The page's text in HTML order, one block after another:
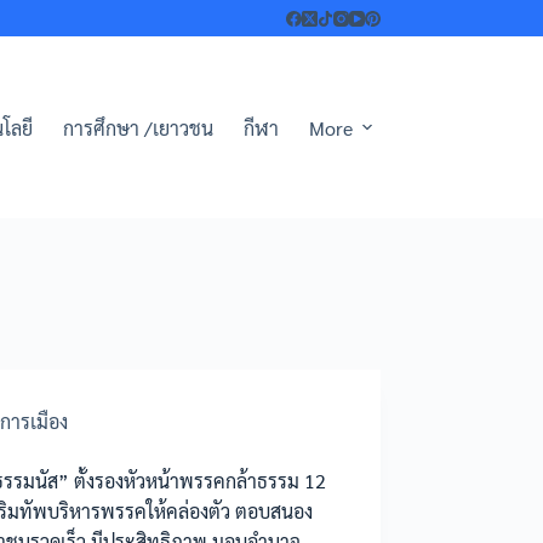
ลยี การศึกษา /เยาวชน กีฬา More
การเมือง
รรมนัส” ตั้งรองหัวหน้าพรรคกล้าธรรม 12
มทัพบริหารพรรคให้คล่องตัว ตอบสนอง